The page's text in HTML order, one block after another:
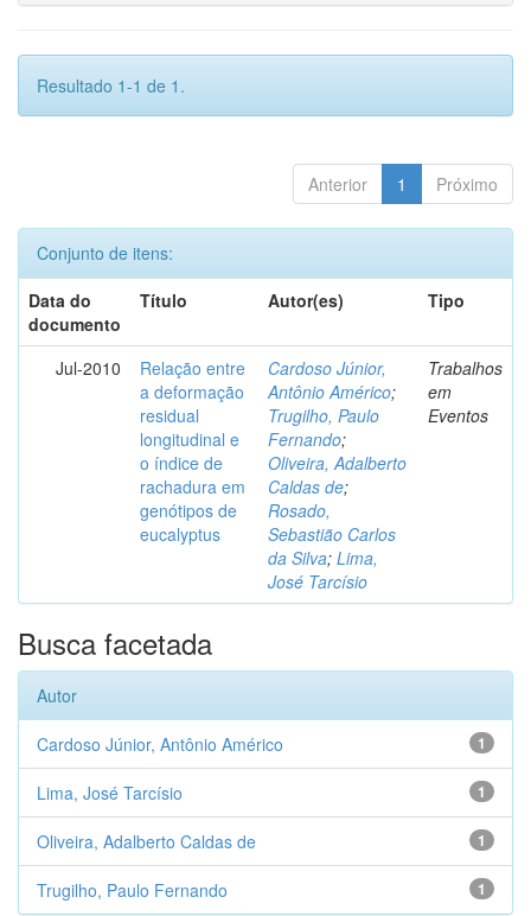
Resultado 1-1 de 1.
Anterior 1 Próximo
Conjunto de itens:
Data do
documento
Título Autor(es) Tipo
Jul-2010
Relação entre
a deformação
residual
longitudinal e
o índice de
rachadura em
genótipos de
eucalyptus
Cardoso Júnior,
Antônio Américo;
Trugilho, Paulo
Fernando;
Oliveira, Adalberto
Caldas de;
Rosado,
Sebastião Carlos
da Silva; Lima,
José Tarcísio
Trabalhos
em
Eventos
Busca facetada
Autor
1
Cardoso Júnior, Antônio Américo
1
Lima, José Tarcísio
1
Oliveira, Adalberto Caldas de
1
Trugilho, Paulo Fernando